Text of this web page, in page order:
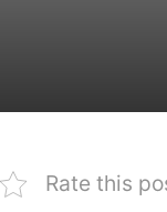
Rate this